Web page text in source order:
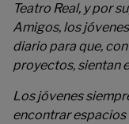
Teatro Real, y por
Amigos, los
diario para que,
proyectos, sientan
Los jóvenes
encontrar